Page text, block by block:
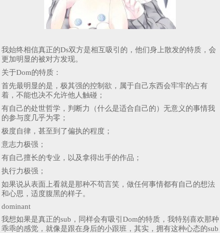
我始终相信真正的Ds双方是相互吸引的，他们身上散发的特质，会
更加明显的被对方发现。
关于Dom的特质：
首先最明显的是，极其强的控制欲，属于自己东西会牢牢的占有
着，不能也决不允许他人触碰；
有自己的处世哲学，判断力（什么是适合自己的）无意义的事情我
的参与度几乎为零；
极度自律，甚至到了偏执的程度；
意志力极强；
有自己擅长的专业，以及拿得出手的作品；
执行力极强；
如果说从表面上看就是那种不苟言笑，做任何事情都有自己的想法
和心思，适度腹黑的样子。
dominant
我想如果是真正的sub，同样会有吸引Dom的特质，我特别喜欢那种
乖乖的感觉，就像是跟在身后的小跟班，其实，拥有这种心态的sub